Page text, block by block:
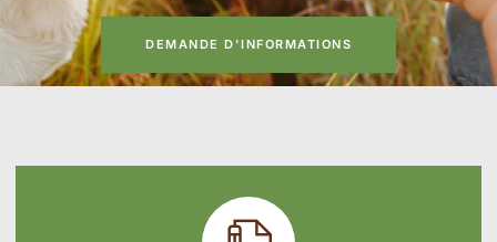
DEMANDE D'INFORMATIONS